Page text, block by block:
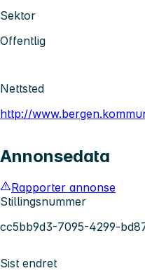
Sektor
Offentlig
Nettsted
http://
Annonsedata
Rapporter annonse
Stillingsnummer
cc5bb9d3-7095-4299-
Sist endret